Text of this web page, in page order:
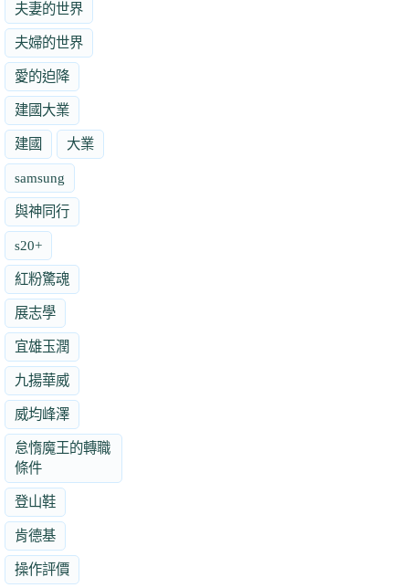
夫妻的世界
夫婦的世界
愛的迫降
建國大業
建國 大業
samsung
與神同行
s20+
紅粉驚魂
展志學
宜雄玉潤
九揚華威
威均峰澤
怠惰魔王的轉職
條件
登山鞋
肯德基
操作評價